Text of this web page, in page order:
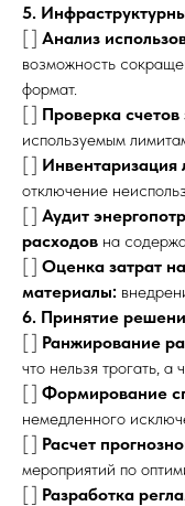
5.
[ ] Анализ
возможность
формат.
[ ] Проверка счетов
используемым
[ ]
отключение
[ ] Аудит
расходов на
[ ] Оценка затрат
материалы:
6. Принятие
[ ] Ранжирование
что нельзя трогать, а
[ ] Формирование
немедленного
[ ] Расчет
мероприятий по
[ ] Разработка